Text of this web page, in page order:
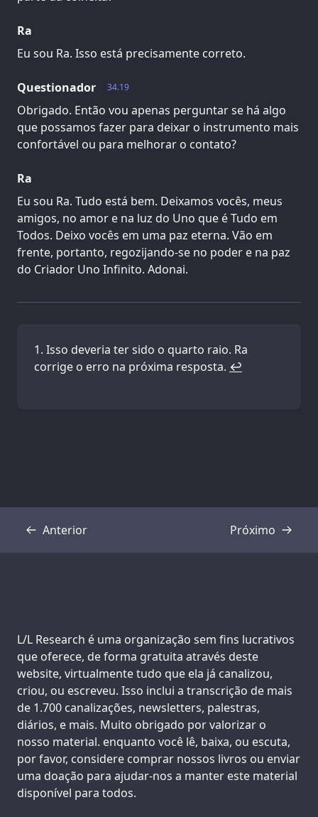
Ra
Eu sou Ra. Isso está precisamente correto.
34.19
Questionador
Obrigado. Então vou apenas perguntar se há algo
que possamos fazer para deixar o instrumento mais
confortável ou para melhorar o contato?
Ra
Eu sou Ra. Tudo está bem. Deixamos vocês, meus
amigos, no amor e na luz do Uno que é Tudo em
Todos. Deixo vocês em uma paz eterna. Vão em
frente, portanto, regozijando-se no poder e na paz
do Criador Uno Infinito. Adonai.
Isso deveria ter sido o quarto raio. Ra
corrige o erro na próxima resposta. ↩
Anterior
Transcrição Próximo
Transcrição
Support us:
L/L Research é uma organização sem fins lucrativos
que oferece, de forma gratuita através deste
website, virtualmente tudo que ela já canalizou,
criou, ou escreveu. Isso inclui a transcrição de mais
de 1.700 canalizações, newsletters, palestras,
diários, e mais. Muito obrigado por valorizar o
nosso material. enquanto você lê, baixa, ou escuta,
por favor, considere comprar nossos livros ou enviar
uma doação para ajudar-nos a manter este material
disponível para todos.